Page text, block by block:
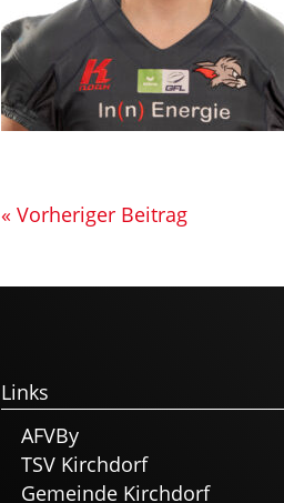
« Vorheriger Beitrag
Links
AFVBy
TSV Kirchdorf
Gemeinde Kirchdorf